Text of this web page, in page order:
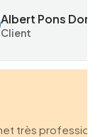
Albert Pons
Client
très professionnel